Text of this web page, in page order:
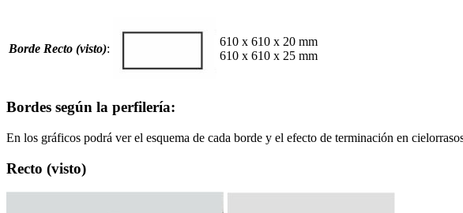
Borde Recto (visto):
610 x 610 x 20 mm
610 x 610 x 25 mm
Bordes según la perfilería:
En los gráficos podrá ver el esquema de cada borde y el efecto de terminación en
Recto (visto)